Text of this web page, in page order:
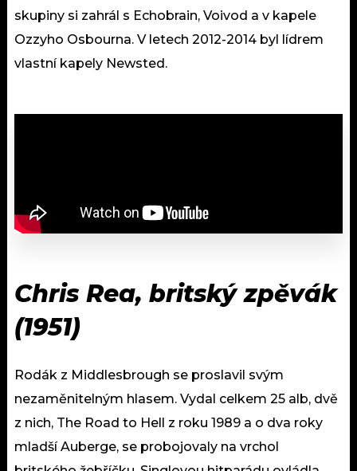
skupiny si zahrál s Echobrain, Voivod a v kapele
Ozzyho Osbourna. V letech 2012-2014 byl lídrem
vlastní kapely Newsted.
Chris Rea, britský zpěvák
(1951)
Rodák z Middlesbrough se proslavil svým
nezaměnitelným hlasem. Vydal celkem 25 alb, dvě
z nich, The Road to Hell z roku 1989 a o dva roky
mladší Auberge, se probojovaly na vrchol